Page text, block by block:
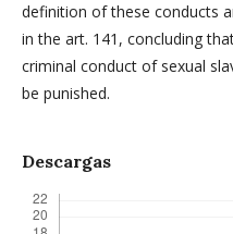
definition of these conducts
in the art. 141, concluding
criminal conduct of sexual
be punished.
Descargas